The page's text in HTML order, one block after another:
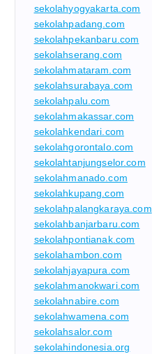
sekolahyogyakarta.com
sekolahpadang.com
sekolahpekanbaru.com
sekolahserang.com
sekolahmataram.com
sekolahsurabaya.com
sekolahpalu.com
sekolahmakassar.com
sekolahkendari.com
sekolahgorontalo.com
sekolahtanjungselor.com
sekolahmanado.com
sekolahkupang.com
sekolahpalangkaraya.com
sekolahbanjarbaru.com
sekolahpontianak.com
sekolahambon.com
sekolahjayapura.com
sekolahmanokwari.com
sekolahnabire.com
sekolahwamena.com
sekolahsalor.com
sekolahindonesia.org